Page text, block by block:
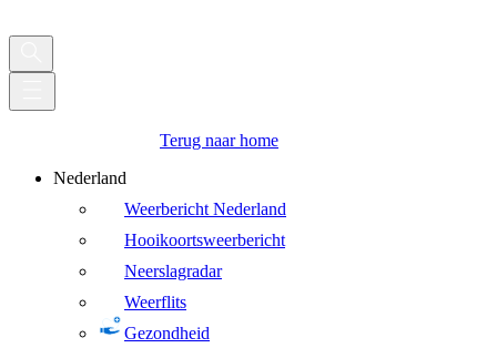
Terug naar home
Nederland
Weerbericht Nederland
Hooikoortsweerbericht
Neerslagradar
Weerflits
Gezondheid